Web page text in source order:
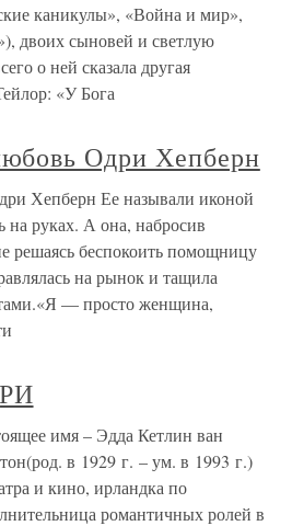
каникулы», «Война и мир»,
двоих сыновей и светлую
о ней сказала другая
«У Бога
Одри Хепберн
Хепберн Ее называли иконой
на руках. А она, набросив
решаясь беспокоить помощницу
на рынок и тащила
— просто женщина,
имя – Эдда Кетлин ван
в 1929 г. – ум. в 1993 г.)
и кино, ирландка по
романтичных ролей в